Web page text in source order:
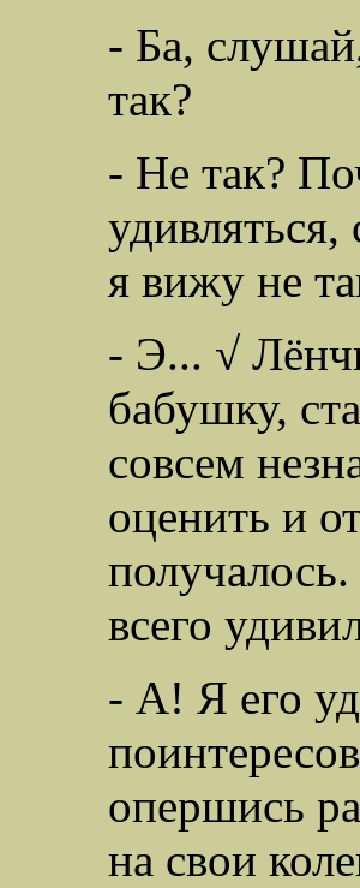
- Ба,
так?
- Не так?
я вижу не
- Э... √
бабушку,
совсем
оценить и
всего
- А! Я его
опершись
на свои